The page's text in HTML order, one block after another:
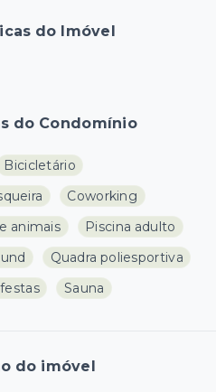
do Imóvel
do Condomínio
Bicicletário
Coworking
animais
Piscina adulto
Quadra poliesportiva
Sauna
do imóvel